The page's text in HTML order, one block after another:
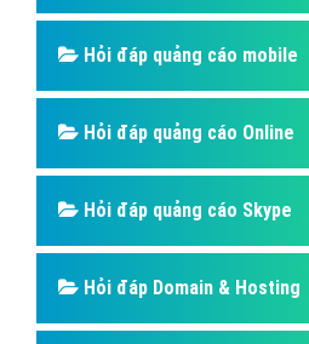
Hỏi đáp quảng cáo mobile
Hỏi đáp quảng cáo Online
Hỏi đáp quảng cáo Skype
Hỏi đáp Domain & Hosting